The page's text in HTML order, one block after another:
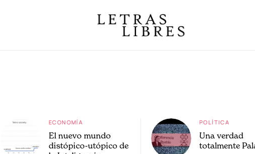
ECONOMÍA
El nuevo mundo
distópico-utópico de
POLÍTICA
Una verdad
totalmente